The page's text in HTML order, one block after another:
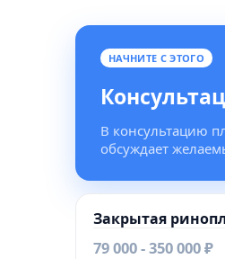
НАЧНИТЕ С ЭТОГО
В консультацию
обсуждает
Закрытая
79 000 - 350 000 ₽